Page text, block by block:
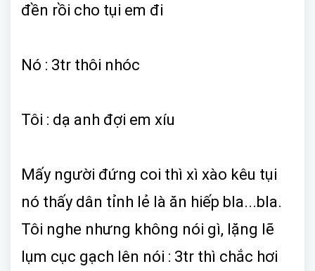
đền rồi cho tụi em đi
Nó : 3tr thôi nhóc
Tôi : dạ anh đợi em xíu
Mấy người đứng coi thì xì xào kêu tụi
nó thấy dân tỉnh lẻ là ăn hiếp bla...bla.
Tôi nghe nhưng không nói gì, lặng lẽ
lụm cục gạch lên nói : 3tr thì chắc hơi